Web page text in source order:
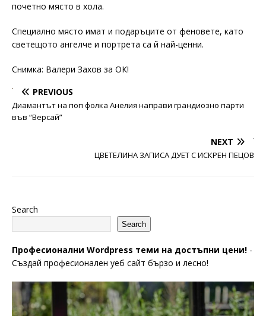
почетно място в хола.
Специално място имат и подаръците от феновете, като
светещото ангелче и портрета са й най-ценни.
Снимка: Валери Захов за ОК!
PREVIOUS
Диамантът на поп фолка Анелия направи грандиозно парти
във “Версай”
NEXT
ЦВЕТЕЛИНА ЗАПИСА ДУЕТ С ИСКРЕН ПЕЦОВ
Search
Search
Професионални Wordpress теми на достъпни цени! -
Създай професионален уеб сайт бързо и лесно!